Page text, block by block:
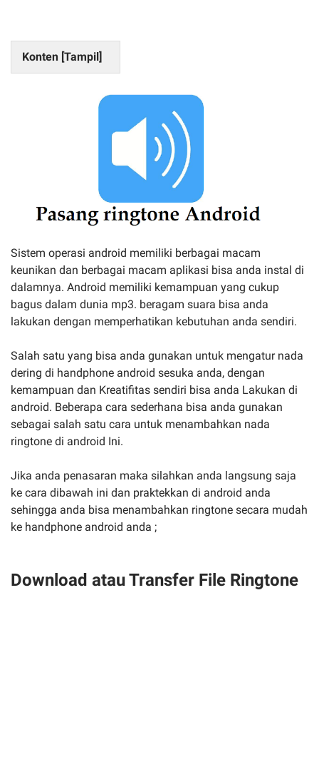
Konten [Tampil]
Sistem operasi android memiliki berbagai macam
keunikan dan berbagai macam aplikasi bisa anda instal di
dalamnya. Android memiliki kemampuan yang cukup
bagus dalam dunia mp3. beragam suara bisa anda
lakukan dengan memperhatikan kebutuhan anda sendiri.
Salah satu yang bisa anda gunakan untuk mengatur nada
dering di handphone android sesuka anda, dengan
kemampuan dan Kreatifitas sendiri bisa anda Lakukan di
android. Beberapa cara sederhana bisa anda gunakan
sebagai salah satu cara untuk menambahkan nada
ringtone di android Ini.
Jika anda penasaran maka silahkan anda langsung saja
ke cara dibawah ini dan praktekkan di android anda
sehingga anda bisa menambahkan ringtone secara mudah
ke handphone android anda ;
Download atau Transfer File Ringtone